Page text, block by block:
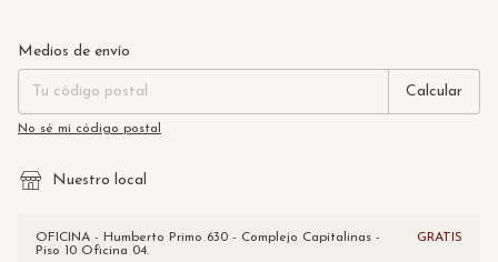
Entregas para el CP:
Medios de envío
Calcular
No sé mi código postal
Nuestro local
OFICINA - Humberto Primo 630 - Complejo Capitalinas -
Piso 10 Oficina 04.
GRATIS